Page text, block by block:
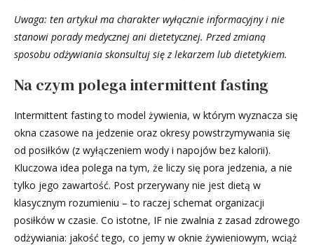
Uwaga: ten artykuł ma charakter wyłącznie informacyjny i nie
stanowi porady medycznej ani dietetycznej. Przed zmianą
sposobu odżywiania skonsultuj się z lekarzem lub dietetykiem.
Na czym polega intermittent fasting
Intermittent fasting to model żywienia, w którym wyznacza się
okna czasowe na jedzenie oraz okresy powstrzymywania się
od posiłków (z wyłączeniem wody i napojów bez kalorii).
Kluczowa idea polega na tym, że liczy się pora jedzenia, a nie
tylko jego zawartość. Post przerywany nie jest dietą w
klasycznym rozumieniu – to raczej schemat organizacji
posiłków w czasie. Co istotne, IF nie zwalnia z zasad zdrowego
odżywiania: jakość tego, co jemy w oknie żywieniowym, wciąż